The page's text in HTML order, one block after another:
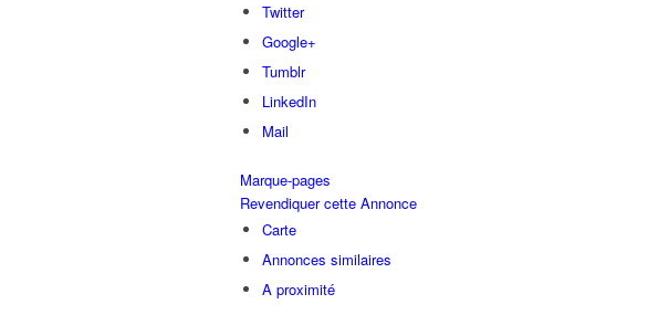
Twitter
Google+
Tumblr
LinkedIn
Mail
Marque-pages
Revendiquer cette Annonce
Carte
Annonces similaires
A proximité